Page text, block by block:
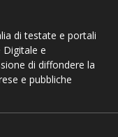
di testate e portali
e
di diffondere la
e pubbliche